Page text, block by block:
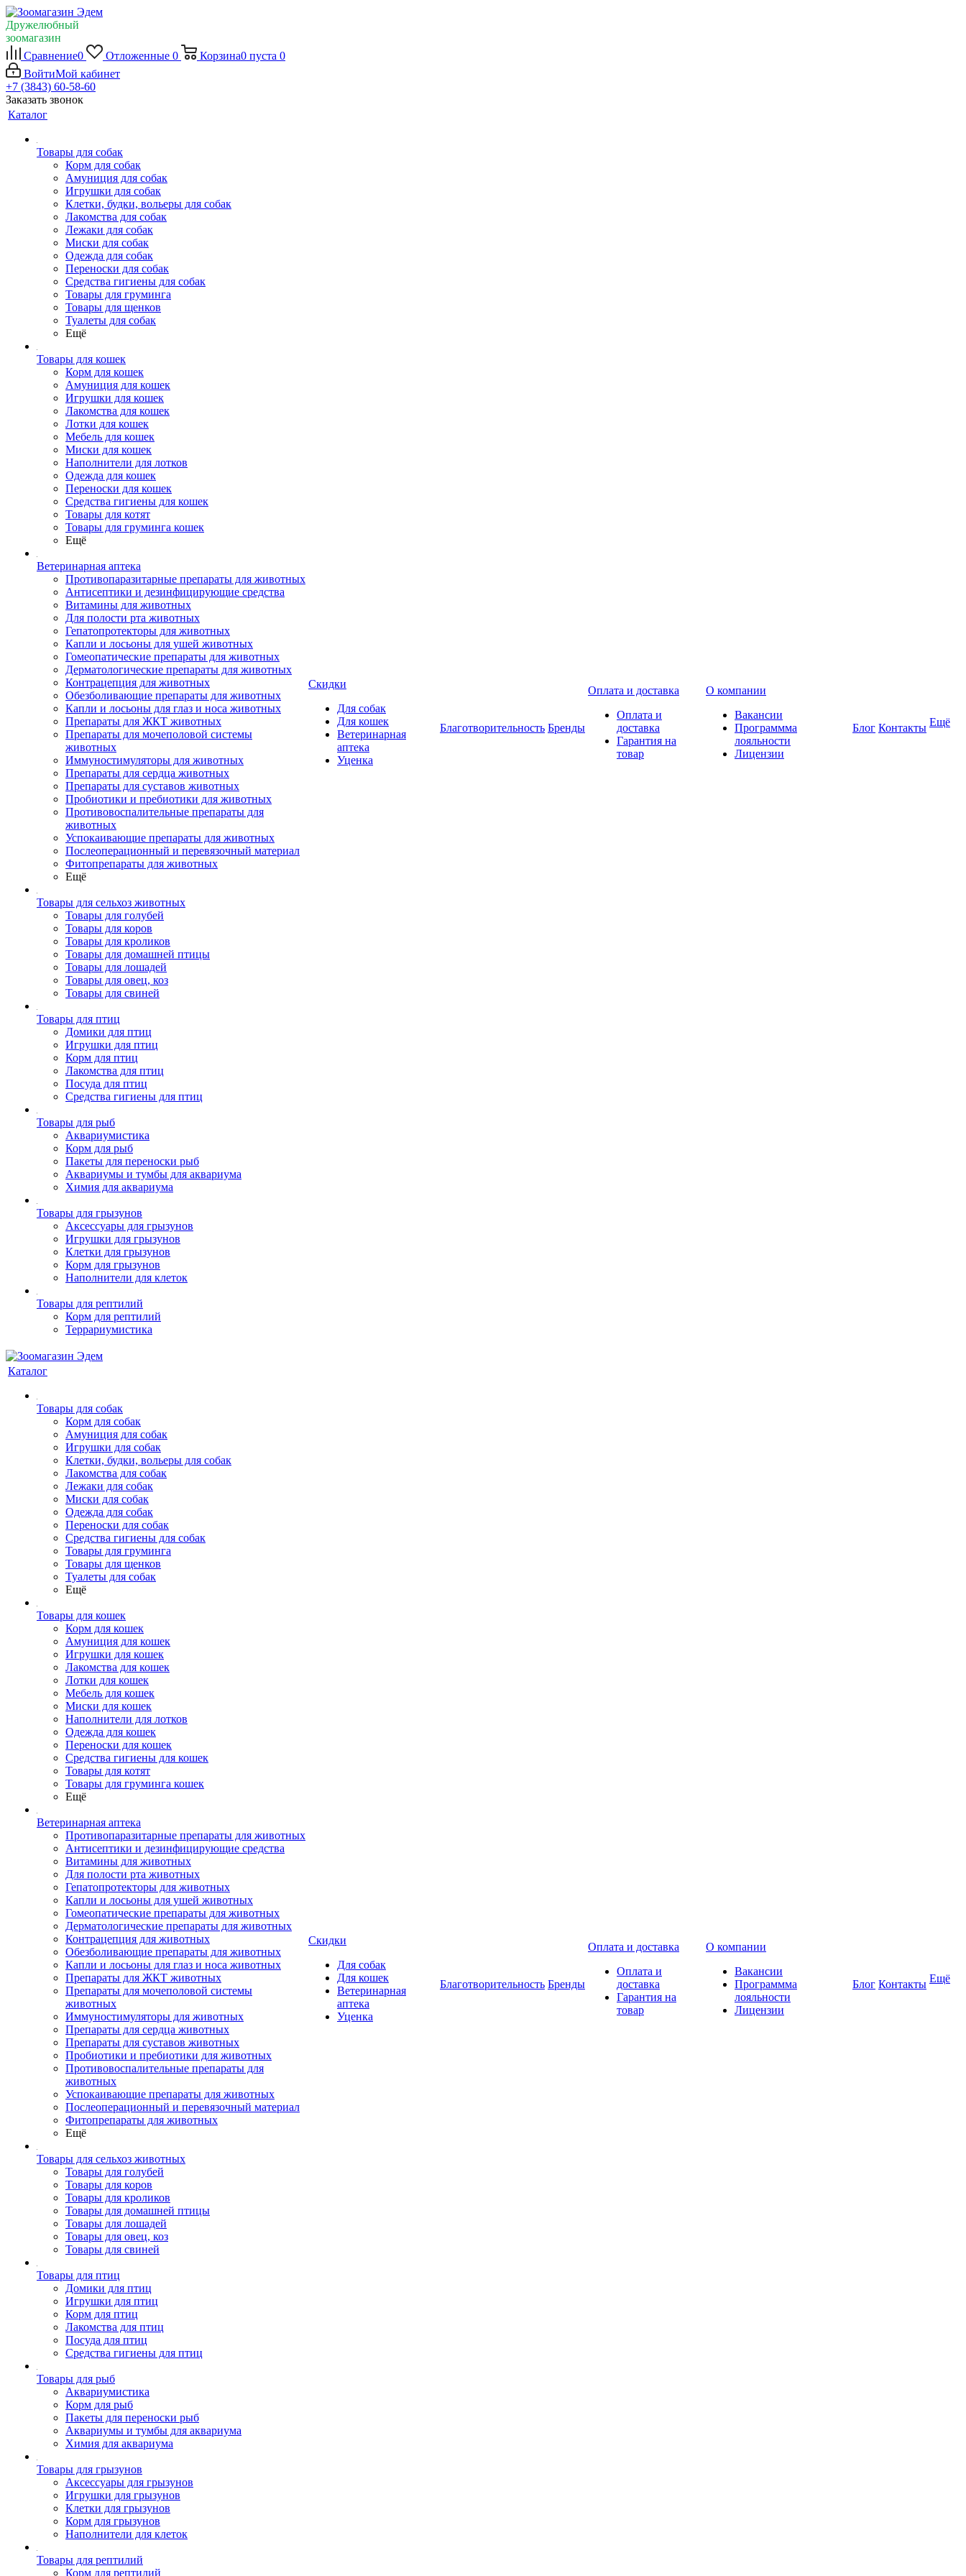
Дружелюбный
зоомагазин
Сравнение0 Отложенные 0 Корзина0 пуста 0
ВойтиМой кабинет
+7 (3843) 60-58-60
Заказать звонок
Каталог
Товары для собак
Корм для собак
Амуниция для собак
Игрушки для собак
Клетки, будки, вольеры для собак
Лакомства для собак
Лежаки для собак
Миски для собак
Одежда для собак
Переноски для собак
Средства гигиены для собак
Товары для груминга
Товары для щенков
Туалеты для собак
Ещё
Товары для кошек
Корм для кошек
Амуниция для кошек
Игрушки для кошек
Лакомства для кошек
Лотки для кошек
Мебель для кошек
Миски для кошек
Наполнители для лотков
Одежда для кошек
Переноски для кошек
Средства гигиены для кошек
Товары для котят
Товары для груминга кошек
Ещё
Ветеринарная аптека
Противопаразитарные препараты для животных
Антисептики и дезинфицирующие средства
Витамины для животных
Для полости рта животных
Гепатопротекторы для животных
Капли и лосьоны для ушей животных
Гомеопатические препараты для животных
Дерматологические препараты для животных
Контрацепция для животных
Обезболивающие препараты для животных
Капли и лосьоны для глаз и носа животных
Препараты для ЖКТ животных
Препараты для мочеполовой системы
животных
Иммуностимуляторы для животных
Препараты для сердца животных
Препараты для суставов животных
Пробиотики и пребиотики для животных
Противовоспалительные препараты для
животных
Успокаивающие препараты для животных
Послеоперационный и перевязочный материал
Фитопрепараты для животных
Ещё
Товары для сельхоз животных
Товары для голубей
Товары для коров
Товары для кроликов
Товары для домашней птицы
Товары для лошадей
Товары для овец, коз
Товары для свиней
Товары для птиц
Домики для птиц
Игрушки для птиц
Корм для птиц
Лакомства для птиц
Посуда для птиц
Средства гигиены для птиц
Товары для рыб
Аквариумистика
Корм для рыб
Пакеты для переноски рыб
Аквариумы и тумбы для аквариума
Химия для аквариума
Товары для грызунов
Аксессуары для грызунов
Игрушки для грызунов
Клетки для грызунов
Корм для грызунов
Наполнители для клеток
Товары для рептилий
Корм для рептилий
Террариумистика
Скидки
Для собак
Для кошек
Ветеринарная
аптека
Уценка
Благотворительность Бренды
Оплата и доставка
Оплата и
доставка
Гарантия на
товар
О компании
Вакансии
Программма
лояльности
Лицензии
Блог Контакты Ещё
Каталог
Товары для собак
Корм для собак
Амуниция для собак
Игрушки для собак
Клетки, будки, вольеры для собак
Лакомства для собак
Лежаки для собак
Миски для собак
Одежда для собак
Переноски для собак
Средства гигиены для собак
Товары для груминга
Товары для щенков
Туалеты для собак
Ещё
Товары для кошек
Корм для кошек
Амуниция для кошек
Игрушки для кошек
Лакомства для кошек
Лотки для кошек
Мебель для кошек
Миски для кошек
Наполнители для лотков
Одежда для кошек
Переноски для кошек
Средства гигиены для кошек
Товары для котят
Товары для груминга кошек
Ещё
Ветеринарная аптека
Противопаразитарные препараты для животных
Антисептики и дезинфицирующие средства
Витамины для животных
Для полости рта животных
Гепатопротекторы для животных
Капли и лосьоны для ушей животных
Гомеопатические препараты для животных
Дерматологические препараты для животных
Контрацепция для животных
Обезболивающие препараты для животных
Капли и лосьоны для глаз и носа животных
Препараты для ЖКТ животных
Препараты для мочеполовой системы
животных
Иммуностимуляторы для животных
Препараты для сердца животных
Препараты для суставов животных
Пробиотики и пребиотики для животных
Противовоспалительные препараты для
животных
Успокаивающие препараты для животных
Послеоперационный и перевязочный материал
Фитопрепараты для животных
Ещё
Товары для сельхоз животных
Товары для голубей
Товары для коров
Товары для кроликов
Товары для домашней птицы
Товары для лошадей
Товары для овец, коз
Товары для свиней
Товары для птиц
Домики для птиц
Игрушки для птиц
Корм для птиц
Лакомства для птиц
Посуда для птиц
Средства гигиены для птиц
Товары для рыб
Аквариумистика
Корм для рыб
Пакеты для переноски рыб
Аквариумы и тумбы для аквариума
Химия для аквариума
Товары для грызунов
Аксессуары для грызунов
Игрушки для грызунов
Клетки для грызунов
Корм для грызунов
Наполнители для клеток
Товары для рептилий
Корм для рептилий
Скидки
Для собак
Для кошек
Ветеринарная
аптека
Уценка
Благотворительность Бренды
Оплата и доставка
Оплата и
доставка
Гарантия на
товар
О компании
Вакансии
Программма
лояльности
Лицензии
Блог Контакты Ещё